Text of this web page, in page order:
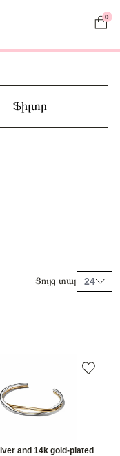
0
Ֆիլտր
Ցույց տալ 24
and 14k gold-plated